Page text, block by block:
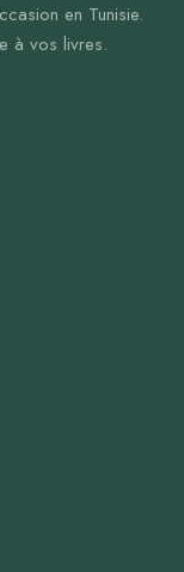
en Tunisie.
à vos livres.